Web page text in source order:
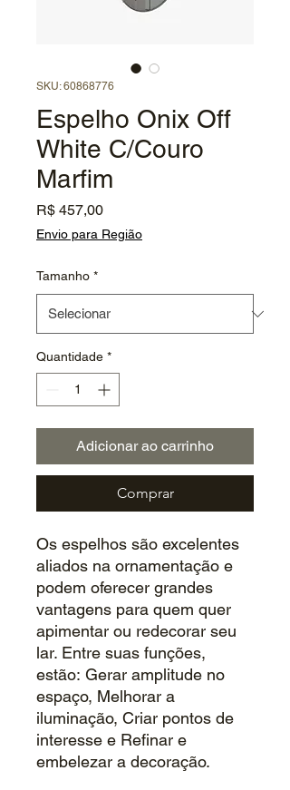
SKU: 60868776
Espelho Onix Off
White C/Couro
Marfim
R$ 457,00Preço
Envio para Região
Tamanho *
Quantidade *
Adicionar ao carrinho
Comprar
Os espelhos são excelentes
aliados na ornamentação e
podem oferecer grandes
vantagens para quem quer
apimentar ou redecorar seu
lar. Entre suas funções,
estão: Gerar amplitude no
espaço, Melhorar a
iluminação, Criar pontos de
interesse e Refinar e
embelezar a decoração.